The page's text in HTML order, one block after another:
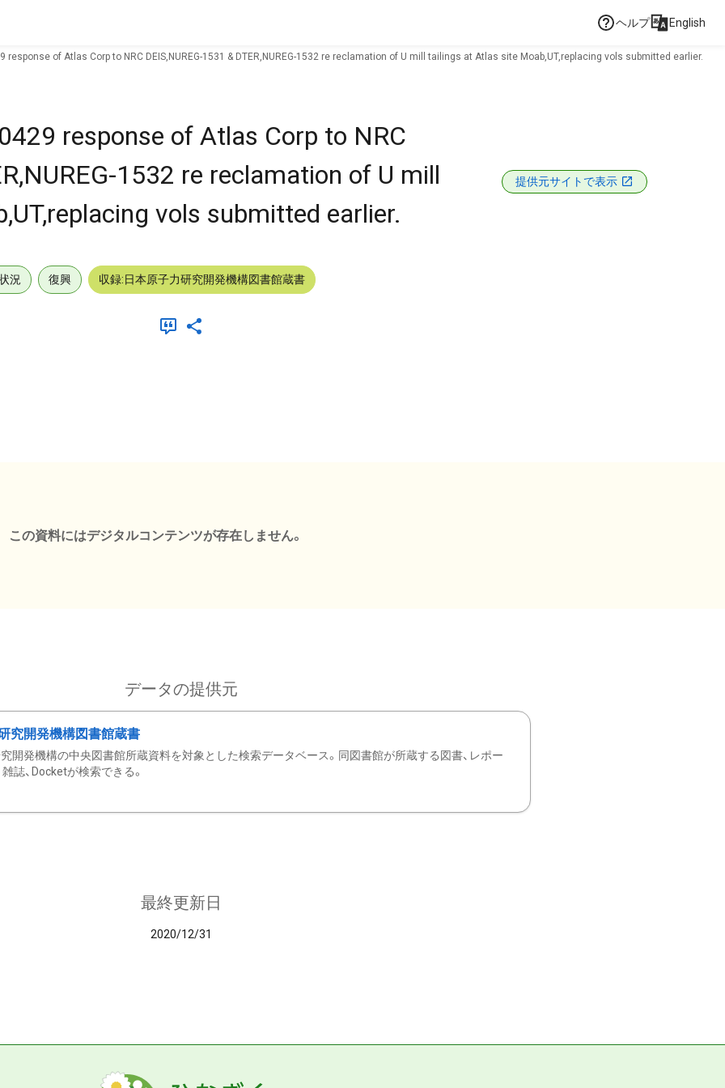
ヘルプ English
response of Atlas Corp to NRC DEIS,NUREG-1531 & DTER,NUREG-1532 re reclamation of U mill tailings at Atlas site Moab,UT,replacing vols submitted earlier.
response of Atlas Corp to NRC
1532 re reclamation of U mill
vols submitted earlier.
提供元サイトで表示
況 復興 収録:日本原子力研究開発機構図書館蔵書
この資料にはデジタルコンテンツが存在しません。
データの提供元
究開発機構図書館蔵書
開発機構の中央図書館所蔵資料を対象とした検索データベース。同図書館が所蔵する図書、レポー
雑誌、Docketが検索できる。
最終更新日
2020/12/31